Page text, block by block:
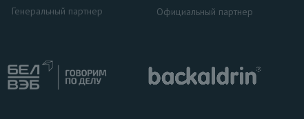
Генеральный партнер Официальный партнер